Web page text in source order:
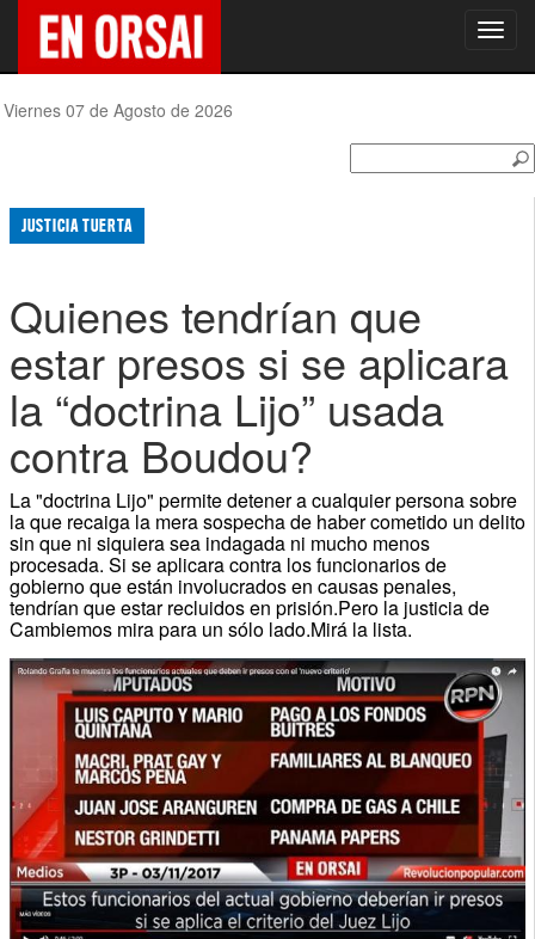
Viernes 07 de Agosto de 2026
JUSTICIA TUERTA
Quienes tendrían que
estar presos si se aplicara
la “doctrina Lijo” usada
contra Boudou?
La "doctrina Lijo" permite detener a cualquier persona sobre
la que recaiga la mera sospecha de haber cometido un delito
sin que ni siquiera sea indagada ni mucho menos
procesada. Si se aplicara contra los funcionarios de
gobierno que están involucrados en causas penales,
tendrían que estar recluidos en prisión.Pero la justicia de
Cambiemos mira para un sólo lado.Mirá la lista.